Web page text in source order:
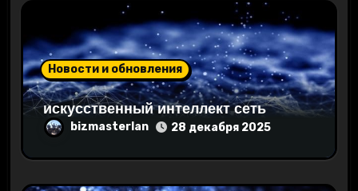
Новости и обновления
искусственный интеллект сеть
bizmasterlan 28 декабря 2025